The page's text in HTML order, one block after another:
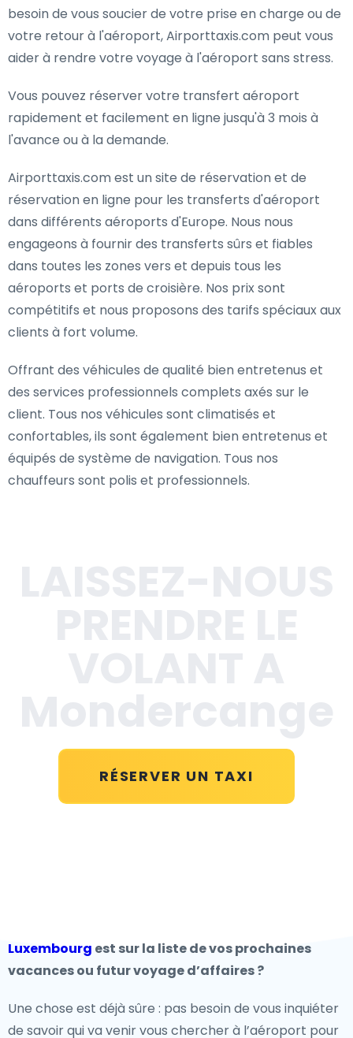
besoin de vous soucier de votre prise en charge ou de
votre retour à l'aéroport, Airporttaxis.com peut vous
aider à rendre votre voyage à l'aéroport sans stress.
Vous pouvez réserver votre transfert aéroport
rapidement et facilement en ligne jusqu'à 3 mois à
l'avance ou à la demande.
Airporttaxis.com est un site de réservation et de
réservation en ligne pour les transferts d'aéroport
dans différents aéroports d'Europe. Nous nous
engageons à fournir des transferts sûrs et fiables
dans toutes les zones vers et depuis tous les
aéroports et ports de croisière. Nos prix sont
compétitifs et nous proposons des tarifs spéciaux aux
clients à fort volume.
Offrant des véhicules de qualité bien entretenus et
des services professionnels complets axés sur le
client. Tous nos véhicules sont climatisés et
confortables, ils sont également bien entretenus et
équipés de système de navigation. Tous nos
chauffeurs sont polis et professionnels.
RÉSERVER UN TAXI
Luxembourg est sur la liste de vos prochaines
vacances ou futur voyage d’affaires ?
Une chose est déjà sûre : pas besoin de vous inquiéter
de savoir qui va venir vous chercher à l’aéroport pour